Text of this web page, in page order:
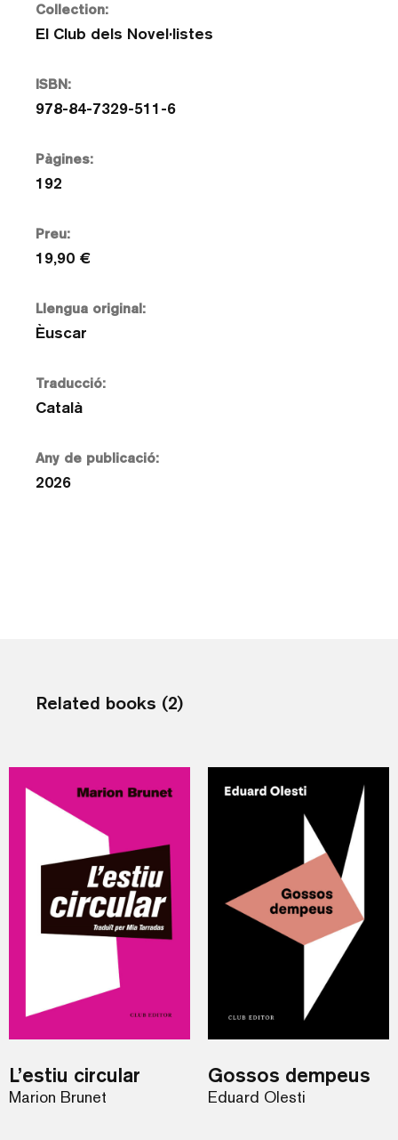
Collection:
El Club dels Novel·listes
ISBN:
978-84-7329-511-6
Pàgines:
192
Preu:
19,90 €
Llengua original:
Èuscar
Traducció:
Català
Any de publicació:
2026
Related books (2)
L’estiu circular
Marion Brunet
Gossos dempeus
Eduard Olesti